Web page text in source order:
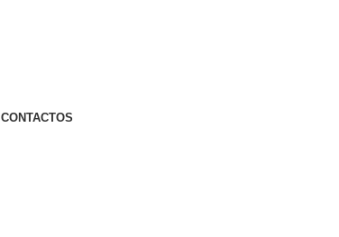
CONTACTOS